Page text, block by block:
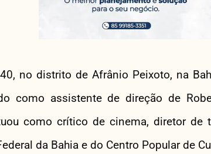
no distrito de Afrânio Peixoto, na
como assistente de direção de
como crítico de cinema, diretor de
da Bahia e do Centro Popular de